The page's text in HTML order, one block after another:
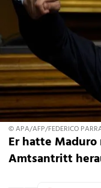
© APA/AFP/FEDERICO
Er hatte
Amtsantritt